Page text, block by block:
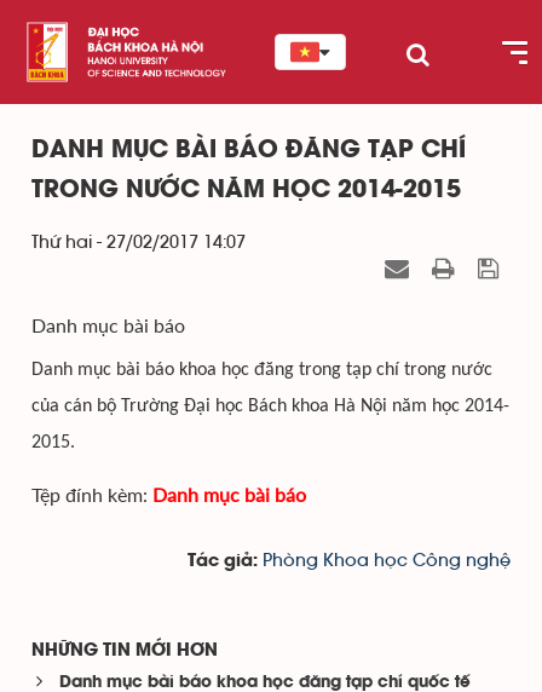
DANH MỤC BÀI BÁO ĐĂNG TẠP CHÍ
TRONG NƯỚC NĂM HỌC 2014-2015
Thứ hai - 27/02/2017 14:07
Danh mục bài báo
Danh mục bài báo khoa học đăng trong tạp chí trong nước
của cán bộ Trường Đại học Bách khoa Hà Nội năm học 2014-
2015.
Tệp đính kèm: Danh mục bài báo
Tác giả: Phòng Khoa học Công nghệ
NHỮNG TIN MỚI HƠN
Danh mục bài báo khoa học đăng tạp chí quốc tế